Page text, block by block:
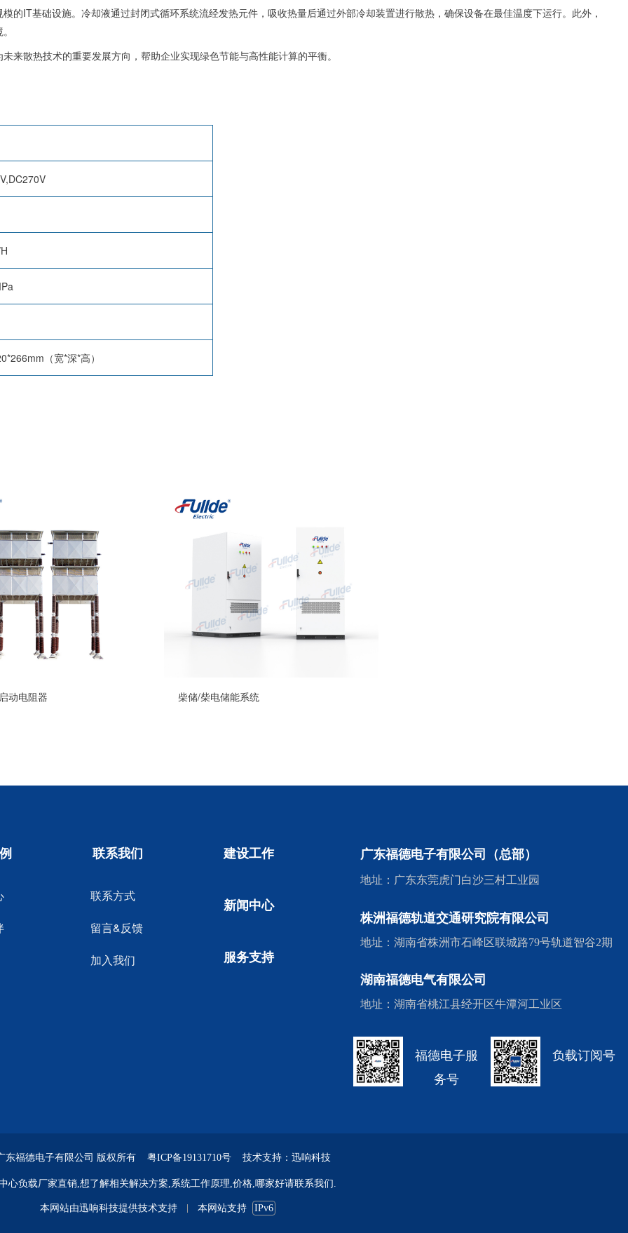
动电阻器 柴储/柴电储能系统
的IT基础设施。冷却液通过封闭式循环系统流经发热元件，吸收热量后通过外部冷却装置进行散热，确保设备在最佳温度下运行。此外，
来散热技术的重要发展方向，帮助企业实现绿色节能与高性能计算的平衡。
（宽*深*高）
联系我们
联系方式
留言&反馈
加入我们
建设工作
新闻中心
服务支持
广东福德电子有限公司（总部）
地址：广东东莞虎门白沙三村工业园
株洲福德轨道交通研究院有限公司
地址：湖南省株洲市石峰区联城路79号轨道智谷2期
湖南福德电气有限公司
地址：湖南省桃江县经开区牛潭河工业区
福德电子服
务号
负载订阅号
东福德电子有限公司 版权所有 粤ICP备19131710号技术支持：迅响科技
心负载厂家直销,想了解相关解决方案,系统工作原理,价格,哪家好请联系我们.
本网站由迅响科技提供技术支持 本网站支持 IPv6